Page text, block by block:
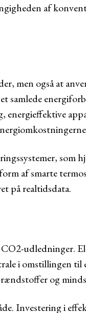
af
men også at
samlede
energieffektive
som
af smarte
på realtidsdata.
udledninger.
i omstillingen til
og
Investering i